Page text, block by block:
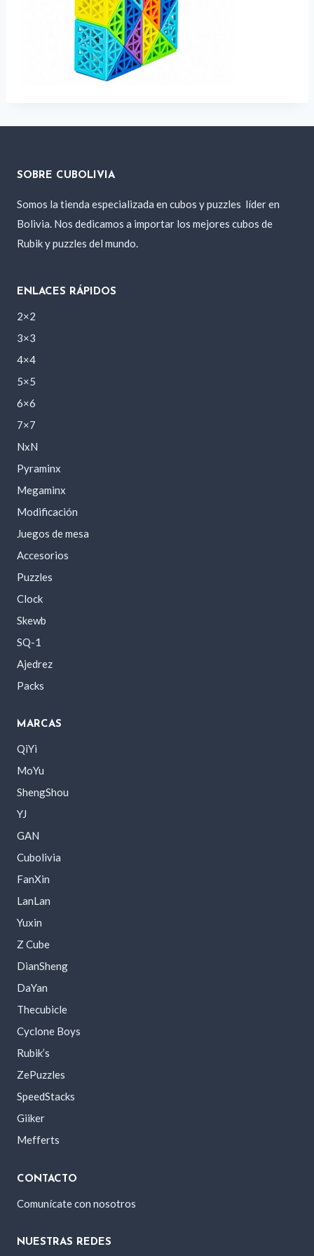
SOBRE CUBOLIVIA
Somos la tienda especializada en cubos y puzzles líder en
Bolivia. Nos dedicamos a importar los mejores cubos de
Rubik y puzzles del mundo.
ENLACES RÁPIDOS
2×2
3×3
4×4
5×5
6×6
7×7
NxN
Pyraminx
Megaminx
Modificación
Juegos de mesa
Accesorios
Puzzles
Clock
Skewb
SQ-1
Ajedrez
Packs
MARCAS
QiYi
MoYu
ShengShou
YJ
GAN
Cubolivia
FanXin
LanLan
Yuxin
Z Cube
DianSheng
DaYan
Thecubicle
Cyclone Boys
Rubik’s
ZePuzzles
SpeedStacks
Giiker
Mefferts
CONTACTO
Comunícate con nosotros
NUESTRAS REDES